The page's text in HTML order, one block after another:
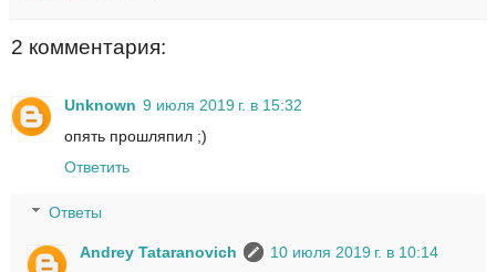
2 комментария:
Unknown 9 июля 2019 г. в 15:32
опять прошляпил ;)
Ответить
Ответы
Andrey Tataranovich
10 июля 2019 г. в 10:14